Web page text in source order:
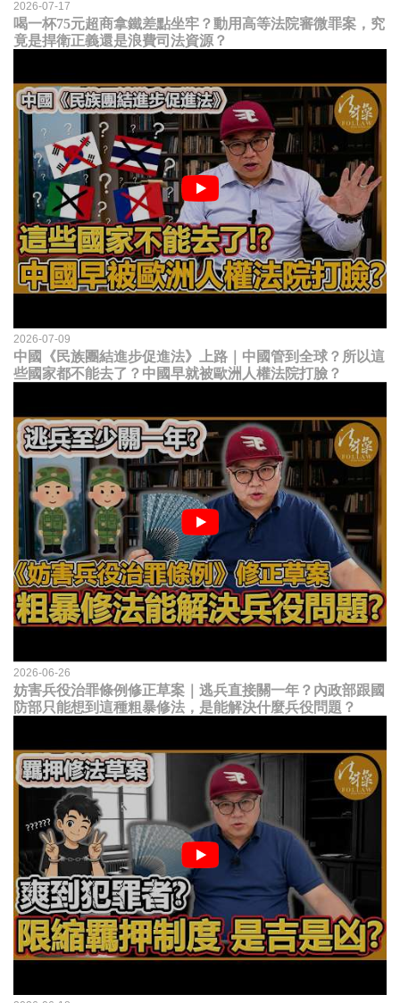
2026-07-17
喝一杯75元超商拿鐵差點坐牢？動用高等法院審微罪案，究
竟是捍衛正義還是浪費司法資源？
2026-07-09
中國《民族團結進步促進法》上路｜中國管到全球？所以這
些國家都不能去了？中國早就被歐洲人權法院打臉？
2026-06-26
妨害兵役治罪條例修正草案｜逃兵直接關一年？內政部跟國
防部只能想到這種粗暴修法，是能解決什麼兵役問題？